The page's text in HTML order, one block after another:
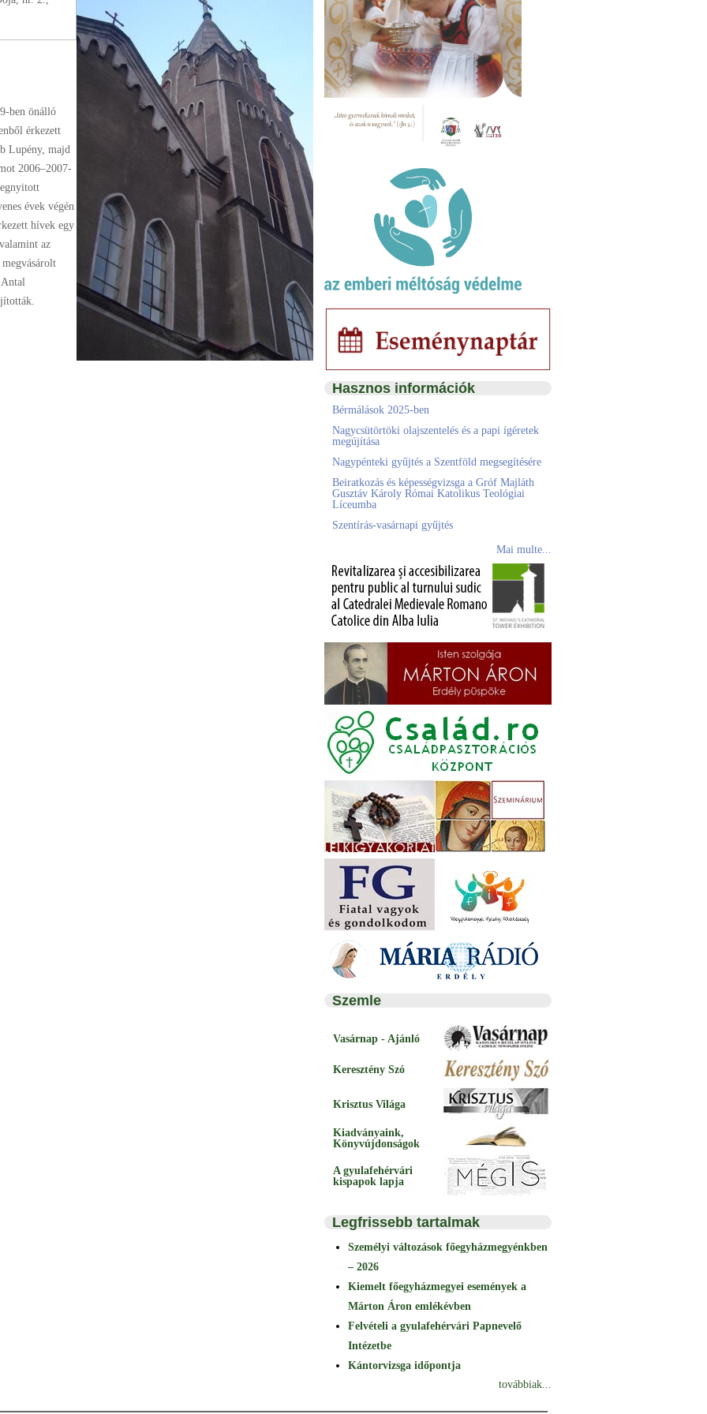
ben önálló
érkezett
Lupény, majd
2006–2007-
évek végén
hívek egy
az
Hasznos információk
Bérmálások 2025-ben
Nagycsütörtöki olajszentelés és a papi ígéretek
megújítása
Nagypénteki gyűjtés a Szentföld megsegítésére
Beiratkozás és képességvizsga a Gróf Majláth
Gusztáv Károly Római Katolikus Teológiai
Líceumba
Szentírás-vasárnapi gyűjtés
Mai multe...
Szemle
Vasárnap - Ajánló
Keresztény Szó
Krisztus Világa
Kiadványaink,
Könyvújdonságok
A gyulafehérvári
kispapok lapja
Legfrissebb tartalmak
Személyi változások főegyházmegyénkben
– 2026
Kiemelt főegyházmegyei események a
Márton Áron emlékévben
Felvételi a gyulafehérvári Papnevelő
Intézetbe
Kántorvizsga időpontja
továbbiak...